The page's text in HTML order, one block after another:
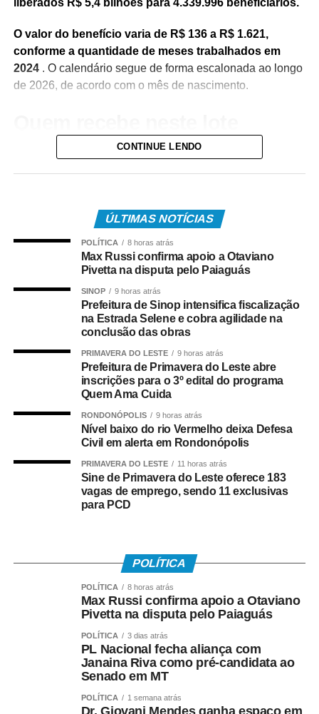
liberados R$ 5,4 bilhões para 4.339.996 beneficiários.
O valor do benefício varia de R$ 136 a R$ 1.621,
conforme a quantidade de meses trabalhados em
2024. O calendário segue de forma escalonada ao longo
de 2026, de acordo com o mês de nascimento.
Do total de contemplados em maio:
pagamento feito pela Caixa Econômica Federal,
somando R$ 4,8 bilhões;
• 499.509 são servidores públicos, inscritos no Programa
pagos pelo Banco do Brasil, com total de cerca de R$
Quem tem direito ao Abono
Salarial
Tem direito ao benefício o trabalhador que:
• Está inscrito no Pis/Pasep há pelo menos cinco anos;
• Trabalhou com carteira assinada por no mínimo 30 dias
• Teve os dados corretamente informados pelo
empregador no e-Social.
Instituído pela Lei nº 7.998/90, o abono salarial pode
chegar até a um salário mínimo, proporcional ao
período trabalhado. Os recursos vêm do Fundo de
Amparo ao Trabalhador (FAT), com a habilitação feita
pelo Ministério do Trabalho e Emprego.
CONTINUE LENDO
ÚLTIMAS NOTÍCIAS
POLÍTICA 8 horas atrás
Max Russi confirma apoio a Otaviano
Pivetta na disputa pelo Paiaguás
SINOP 9 horas atrás
Prefeitura de Sinop intensifica fiscalização
na Estrada Selene e cobra agilidade na
conclusão das obras
PRIMAVERA DO LESTE 9 horas atrás
Prefeitura de Primavera do Leste abre
inscrições para o 3º edital do programa
Quem Ama Cuida
RONDONÓPOLIS 9 horas atrás
Nível baixo do rio Vermelho deixa Defesa
Civil em alerta em Rondonópolis
PRIMAVERA DO LESTE 11 horas atrás
Sine de Primavera do Leste oferece 183
vagas de emprego, sendo 11 exclusivas
para PCD
POLÍTICA
POLÍTICA 8 horas atrás
Max Russi confirma apoio a Otaviano
Pivetta na disputa pelo Paiaguás
POLÍTICA 3 dias atrás
PL Nacional fecha aliança com
Janaina Riva como pré-candidata ao
Senado em MT
POLÍTICA 1 semana atrás
Dr. Giovani Mendes ganha espaço em